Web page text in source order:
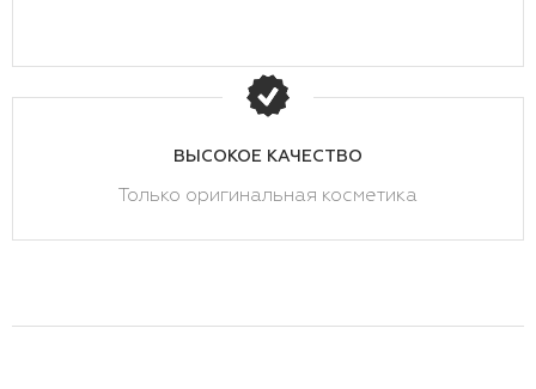
ВЫСОКОЕ КАЧЕСТВО
Только оригинальная косметика